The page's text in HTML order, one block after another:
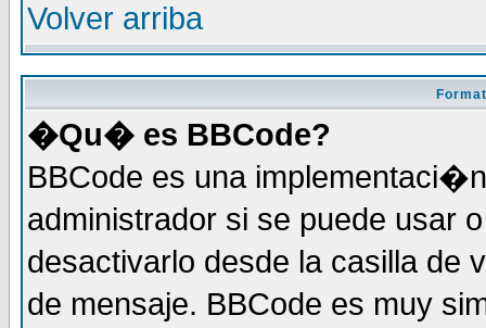
Volver arriba
�Qu� es BBCode?
BBCode es una
administrador si se puede usar
desactivarlo desde la casilla de
de mensaje. BBCode es muy